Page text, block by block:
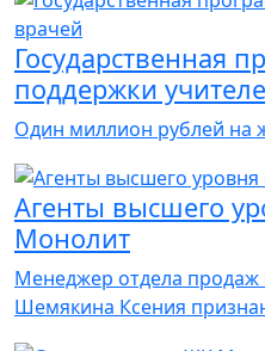
Государственная
поддержки
Один миллион рублей на
Агенты высшего
Монолит
Менеджер отдела
Шемякина Ксения